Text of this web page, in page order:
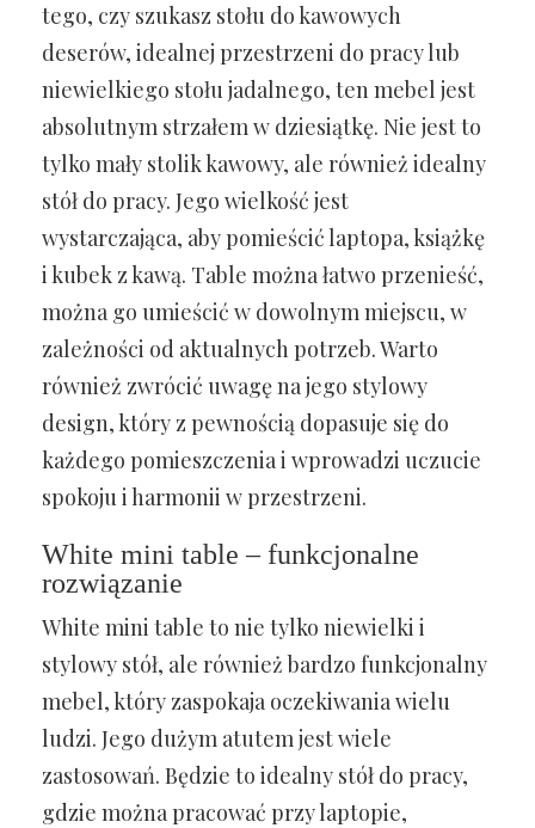
tego, czy szukasz stołu do kawowych
deserów, idealnej przestrzeni do pracy lub
niewielkiego stołu jadalnego, ten mebel jest
absolutnym strzałem w dziesiątkę. Nie jest to
tylko mały stolik kawowy, ale również idealny
stół do pracy. Jego wielkość jest
wystarczająca, aby pomieścić laptopa, książkę
i kubek z kawą. Table można łatwo przenieść,
można go umieścić w dowolnym miejscu, w
zależności od aktualnych potrzeb. Warto
również zwrócić uwagę na jego stylowy
design, który z pewnością dopasuje się do
każdego pomieszczenia i wprowadzi uczucie
spokoju i harmonii w przestrzeni.
White mini table – funkcjonalne
rozwiązanie
White mini table to nie tylko niewielki i
stylowy stół, ale również bardzo funkcjonalny
mebel, który zaspokaja oczekiwania wielu
ludzi. Jego dużym atutem jest wiele
zastosowań. Będzie to idealny stół do pracy,
gdzie można pracować przy laptopie,